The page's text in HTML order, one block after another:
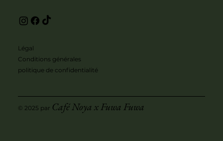
Légal
Conditions générales
politique de confidentialité
© 2025 par Café Noya x Fuwa Fuwa